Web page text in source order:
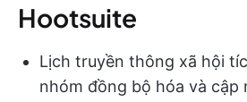
Hootsuite
Lịch truyền thông xã hội
nhóm đồng bộ hóa và